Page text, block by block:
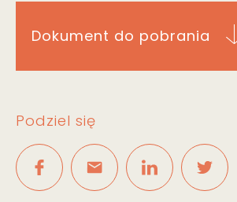
Dokument do pobrania
Podziel się